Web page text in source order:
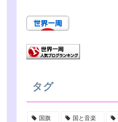
a
n
e
タグ
国旗 国と音楽